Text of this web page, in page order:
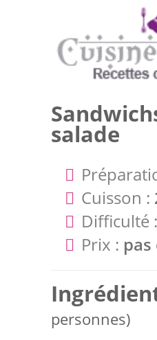
salade
Cuisson :
Difficulté :
Prix : pas
personnes)